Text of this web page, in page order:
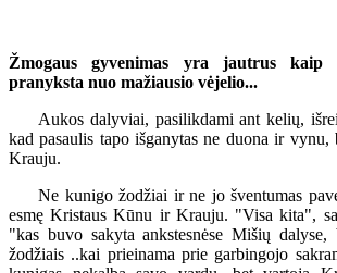
Žmogaus gyvenimas yra jautrus kaip
pranyksta nuo mažiausio vėjelio...
Aukos dalyviai, pasilikdami ant kelių,
kad pasaulis tapo išganytas ne duona ir
Krauju.
Ne kunigo žodžiai ir ne jo šventumas
esmę Kristaus Kūnu ir Krauju. "Visa kita",
"kas buvo sakyta ankstesnėse Mišių
žodžiais ..kai prieinama prie garbingojo